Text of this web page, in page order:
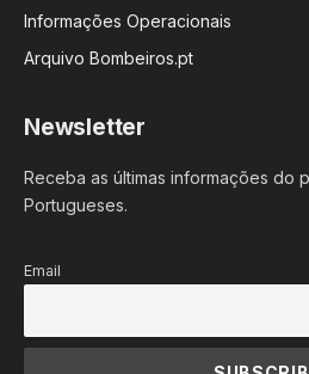
Informações Operacionais
Arquivo Bombeiros.pt
Newsletter
Receba as últimas informações do
Portugueses.
Email